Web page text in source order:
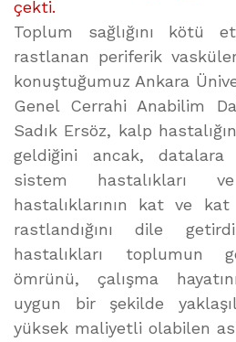
çekti.
Toplum sağlığını kötü
rastlanan periferik
konuştuğumuz Ankara
Genel Cerrahi Anabilim
Sadık Ersöz, kalp
geldiğini ancak, datalara
sistem hastalıkları
hastalıklarının kat ve
rastlandığını dile
hastalıkları toplumun
ömrünü, çalışma
uygun bir şekilde
yüksek maliyetli olabilen